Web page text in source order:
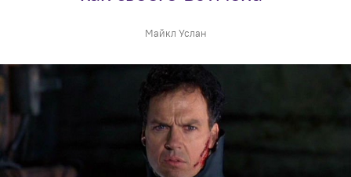
Майкл Услан